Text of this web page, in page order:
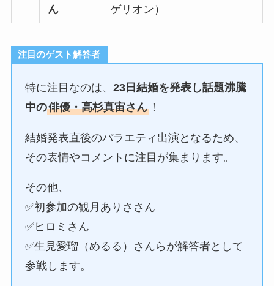
ん
ゲリオン）
注目のゲスト解答者
特に注目なのは、23日結婚を発表し話題沸騰
中の俳優・高杉真宙さん ！
結婚発表直後のバラエティ出演となるため、
その表情やコメントに注目が集まります。
その他、
✅初参加の観月ありささん
✅ヒロミさん
✅生見愛瑠（めるる）さんらが解答者として
参戦します。